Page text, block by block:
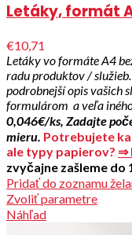
Letáky, formát
€10,71
Letáky vo formáte A4
radu produktov / služieb.
podrobnejší opis vašich
formulárom a veľa
0,046€/ks, Zadajte
mieru. Potrebujete
ale typy papierov? ⇒
zvyčajne zašleme do
Pridať do zoznamu
Zvoliť parametre
Náhľad